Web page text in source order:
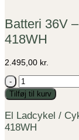
Batteri 36V
418WH
2.495,00 kr.
Batteri
36V
-
ah
Li-
Tilføj til kurv
El Ladcykel /
418WH